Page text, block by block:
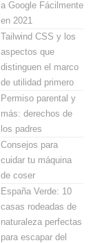
a Google Fácilmente
en 2021
Tailwind CSS y los
aspectos que
distinguen el marco
de utilidad primero
Permiso parental y
más: derechos de
los padres
Consejos para
cuidar tu máquina
de coser
España Verde: 10
casas rodeadas de
naturaleza perfectas
para escapar del